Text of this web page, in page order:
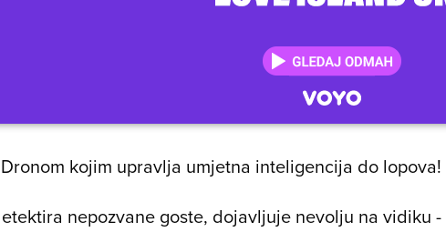
kojim upravlja umjetna inteligencija do lopova!
nepozvane goste, dojavljuje nevolju na vidiku -